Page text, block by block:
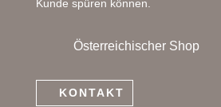
Kunde spüren können.
Österreichischer Shop
KONTAKT